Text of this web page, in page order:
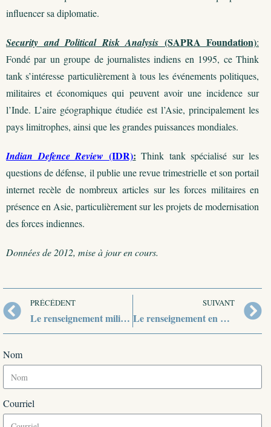
influencer sa diplomatie.
Security and Political Risk Analysis (SAPRA Foundation):
Fondé par un groupe de journalistes indiens en 1995, ce Think
tank s’intéresse particulièrement à tous les événements politiques,
militaires et économiques qui peuvent avoir une incidence sur
l’Inde. L’aire géographique étudiée est l’Asie, principalement les
pays limitrophes, ainsi que les grandes puissances mondiales.
Indian Defence Review (IDR): Think tank spécialisé sur les
questions de défense, il publie une revue trimestrielle et son portail
internet recèle de nombreux articles sur les forces militaires en
présence en Asie, particulièrement sur les projets de modernisation
des forces indiennes.
Données de 2012, mise à jour en cours.
PRÉCÉDENT
Le renseignement militaire en Inde
SUIVANT
Le renseignement en Chine
Nom
Courriel